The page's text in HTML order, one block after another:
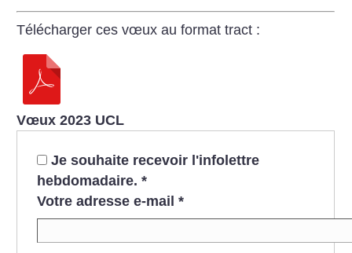
Télécharger ces vœux au format tract :
Vœux 2023 UCL
Je souhaite recevoir l'infolettre
hebdomadaire. *
Votre adresse e-mail *